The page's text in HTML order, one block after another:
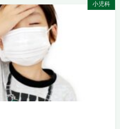
小児科